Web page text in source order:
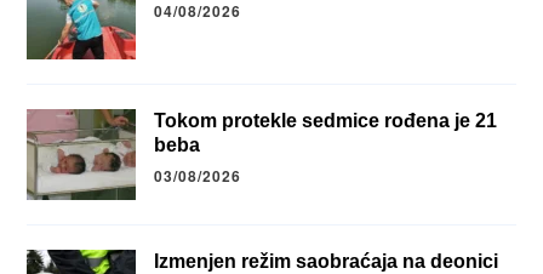
04/08/2026
Tokom protekle sedmice rođena je 21
beba
03/08/2026
Izmenjen režim saobraćaja na deonici